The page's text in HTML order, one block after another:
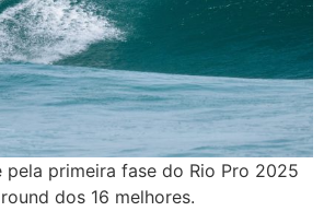
pela primeira fase do Rio Pro 2025
dos 16 melhores.